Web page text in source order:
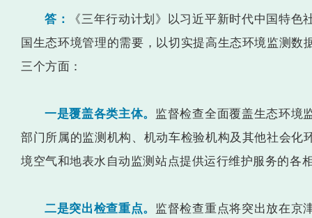
答：
《三年行动计划》以习近平新时代中国特
国生态环境管理的需要，以切实提高生态环境监测
三个方面：
一是覆盖各类主体。 监督检查全面覆盖生态环境
部门所属的监测机构、机动车检验机构及其他社会
境空气和地表水自动监测站点提供运行维护服务的各
二是突出检查重点。 监督检查重点将突出放在京